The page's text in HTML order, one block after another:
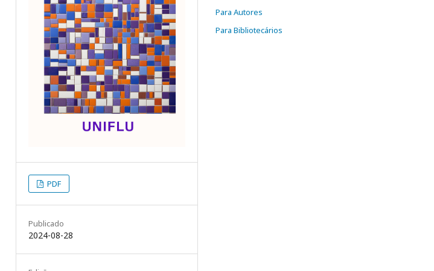
PDF
Publicado
2024-08-28
Para Autores
Para Bibliotecários